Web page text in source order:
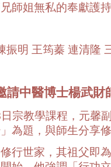
師姐無私的奉獻護
振明 王筠蓁 連清隆
請中醫博士楊武財
宗教學課程，元馨
為題，與師生分享
行世家，其祖父即